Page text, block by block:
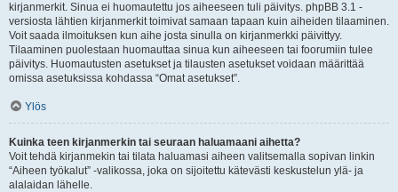
kirjanmerkit. Sinua ei huomautettu jos aiheeseen tuli päivitys. phpBB 3.1 -
versiosta lähtien kirjanmerkit toimivat samaan tapaan kuin aiheiden tilaaminen.
Voit saada ilmoituksen kun aihe josta sinulla on kirjanmerkki päivittyy.
Tilaaminen puolestaan huomauttaa sinua kun aiheeseen tai foorumiin tulee
päivitys. Huomautusten asetukset ja tilausten asetukset voidaan määrittää
omissa asetuksissa kohdassa “Omat asetukset”.
Ylös
Kuinka teen kirjanmerkin tai seuraan haluamaani aihetta?
Voit tehdä kirjanmekin tai tilata haluamasi aiheen valitsemalla sopivan linkin
“Aiheen työkalut” -valikossa, joka on sijoitettu kätevästi keskustelun ylä- ja
alalaidan lähelle.